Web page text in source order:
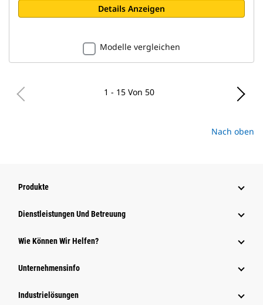
Details Anzeigen
Modelle vergleichen
1 - 15 Von 50
Nach oben
Produkte
Dienstleistungen Und Betreuung
Wie Können Wir Helfen?
Unternehmensinfo
Industrielösungen